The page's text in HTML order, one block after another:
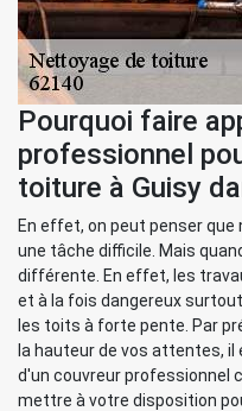
Pourquoi faire
professionnel
toiture à Guisy
En effet, on peut penser
une tâche difficile. Mais
différente. En effet, les
et à la fois dangereux
les toits à forte pente. Par
la hauteur de vos attentes,
d'un couvreur professionnel
mettre à votre disposition